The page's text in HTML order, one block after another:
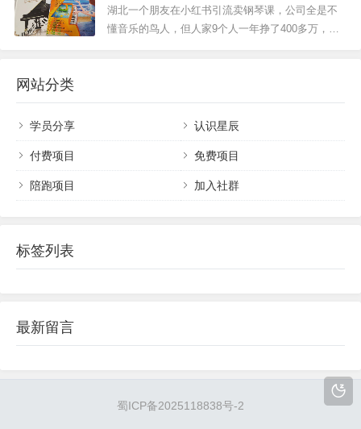
手机号只能注册一个搜狐视频。
https://my.tv.sohu.com/user/reg/reginfo.
或者大家直接去百度里面搜索：搜狐视频，打开
第一个，然后直接右上角点“注册”即可。
月还不上，开始急了。正好去年在洛阳那边帮朋友
公司做员工私域培训，中间一块吃了个饭，他真的
挣了400多万
湖北一个朋友在小红书引流卖钢琴课，公司全是不
懂音乐的鸟人，但人家9个人一年挣了400多万，具
我在2015-2017年的时候，也卖过乐器课程，我卖的
种类比较多，二胡、...
网站分类
学员分享 认识星辰
付费项目 免费项目
陪跑项目 加入社群
标签列表
最新留言
蜀ICP备2025118838号-2